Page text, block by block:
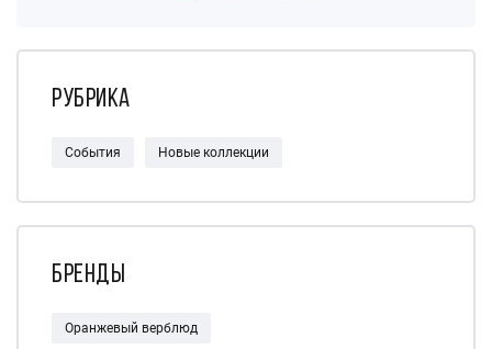
Рубрика
События Новые коллекции
Бренды
Оранжевый верблюд